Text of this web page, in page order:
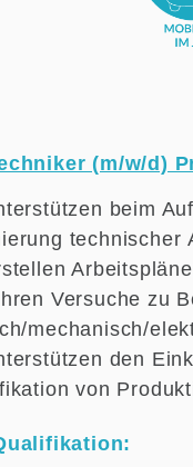
(m/w/d)
beim
technischer
Versuche zu
mechanisch/
den
von